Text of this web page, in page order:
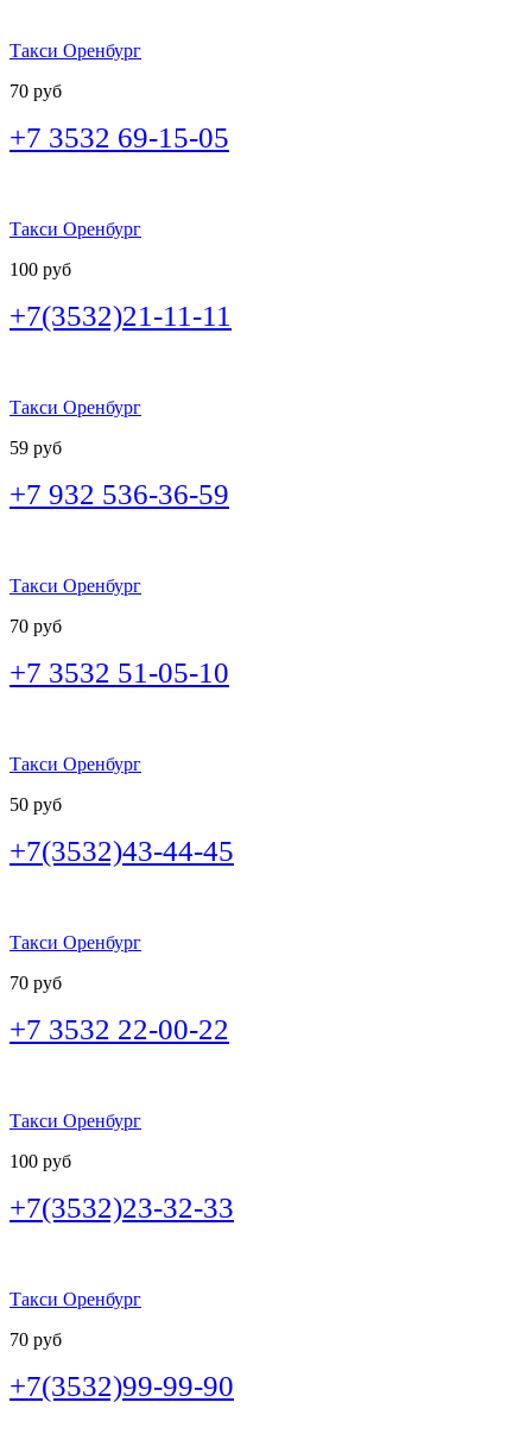
Такси Оренбург
70 руб
+7 3532 69-15-05
Такси Оренбург
100 руб
+7(3532)21-11-11
Такси Оренбург
59 руб
+7 932 536-36-59
Такси Оренбург
70 руб
+7 3532 51-05-10
Такси Оренбург
50 руб
+7(3532)43-44-45
Такси Оренбург
70 руб
+7 3532 22-00-22
Такси Оренбург
100 руб
+7(3532)23-32-33
Такси Оренбург
70 руб
+7(3532)99-99-90